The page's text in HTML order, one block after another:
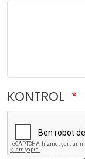
KONTROL